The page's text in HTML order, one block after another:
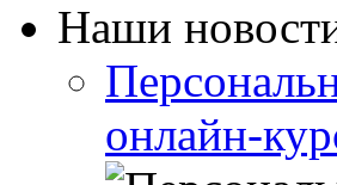
Наши
онлайн-